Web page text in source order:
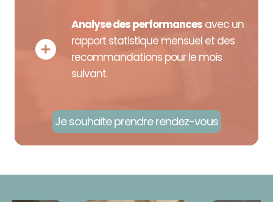
Analyse des performances avec un
rapport statistique mensuel et des
recommandations pour le mois
suivant.
Je souhaite prendre rendez-vous